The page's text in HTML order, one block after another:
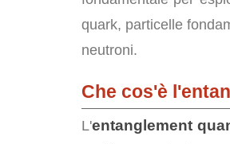
quark, particelle
neutroni.
Che cos'è
L'entanglement